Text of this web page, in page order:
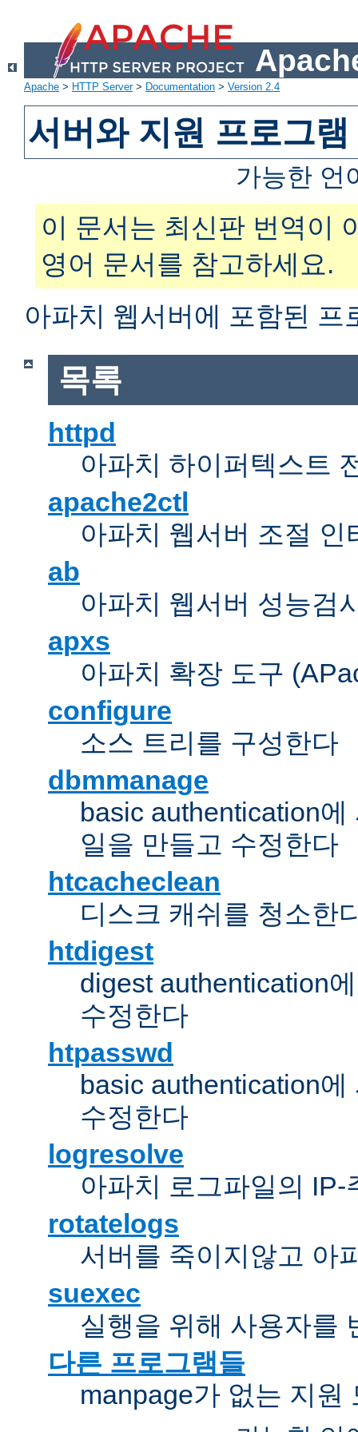
Apache > HTTP Server> Documentation > Version 2.4
서버와 지원 프로그램
가능한 언
이 문서는 최신판 번역이
영어 문서를 참고하세요.
아파치 웹서버에 포함된 프
목록
httpd
아파치 하이퍼텍스트
apache2ctl
아파치 웹서버 조절 인
ab
아파치 웹서버 성능검
apxs
아파치 확장 도구
configure
소스 트리를 구성한다
dbmmanage
basic authentication
일을 만들고 수정한다
htcacheclean
디스크 캐쉬를 청소한
htdigest
digest authentication
수정한다
htpasswd
basic authentication
수정한다
logresolve
아파치 로그파일의
rotatelogs
서버를 죽이지않고 아
suexec
실행을 위해 사용자를
다른 프로그램들
manpage가 없는 지원